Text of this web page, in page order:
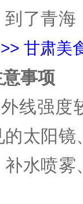
了青海
甘肃美
事项
线强度
太阳镜
水喷